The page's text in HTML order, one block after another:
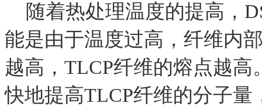
随着热处理温度的提高，
能是由于温度过高，纤维内
越高，TLCP纤维的熔点越
快地提高TLCP纤维的分子